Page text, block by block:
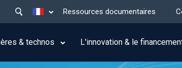
Lister les actions supplémentaires
menu
top
Ressources documentaires
& technos L'innovation & le